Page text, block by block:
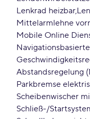
Lenkrad heizbar
Mittelarmlehne
Mobile Online
Abstandsregelung
Parkbremse
Scheibenwischer
Schließ-/